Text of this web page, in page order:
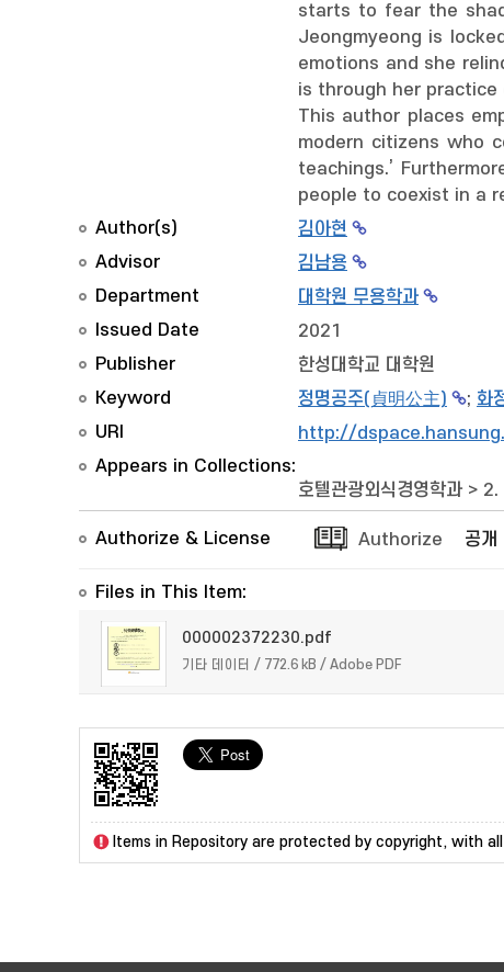
starts to fear the
Jeongmyeong is
emotions and she
is through her
This author places
modern citizens who
teachings.’
people to coexist in a
Author(s)
김아현
Advisor
김남용
Department
대학원 무용학과
Issued Date
2021
Publisher
한성대학교 대학원
Keyword
정명공주(貞明公主) ; 화
URI
http://
Appears in Collections:
호텔관광외식경영학과 > 2.
Authorize & License Authorize 공개
Files in This Item:
000002372230.pdf
기타 데이터 / 772.6 kB / Adobe PDF
Items in Repository are protected by copyright, with